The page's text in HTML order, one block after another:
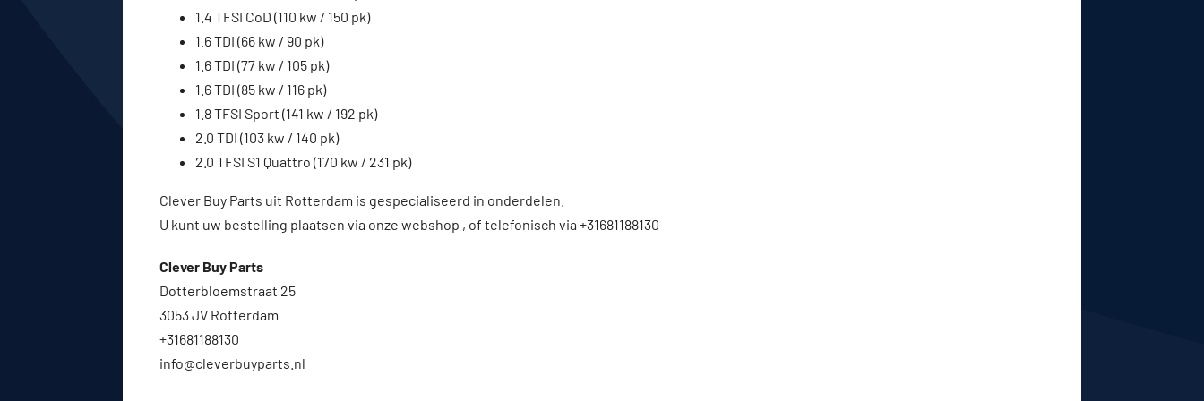
1.4 TFSI CoD (110 kw / 150 pk)
1.6 TDI (66 kw / 90 pk)
1.6 TDI (77 kw / 105 pk)
1.6 TDI (85 kw / 116 pk)
1.8 TFSI Sport (141 kw / 192 pk)
2.0 TDI (103 kw / 140 pk)
2.0 TFSI S1 Quattro (170 kw / 231 pk)
Clever Buy Parts uit Rotterdam is gespecialiseerd in onderdelen.
U kunt uw bestelling plaatsen via onze webshop , of telefonisch via +31681188130
Clever Buy Parts
Dotterbloemstraat 25
3053 JV Rotterdam
+31681188130
info@cleverbuyparts.nl